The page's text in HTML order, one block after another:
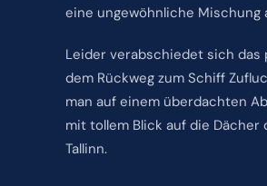
eine ungewöhnliche
Leider verabschiedet sich das
dem Rückweg zum Schiff
man auf einem überdachten
mit tollem Blick auf die Dächer
Tallinn.